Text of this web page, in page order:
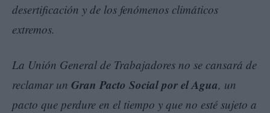
desertificación y de los fenómenos climáticos
extremos.
La Unión General de Trabajadores no se cansará de
reclamar un Gran Pacto Social por el Agua, un
pacto que perdure en el tiempo y que no esté sujeto a